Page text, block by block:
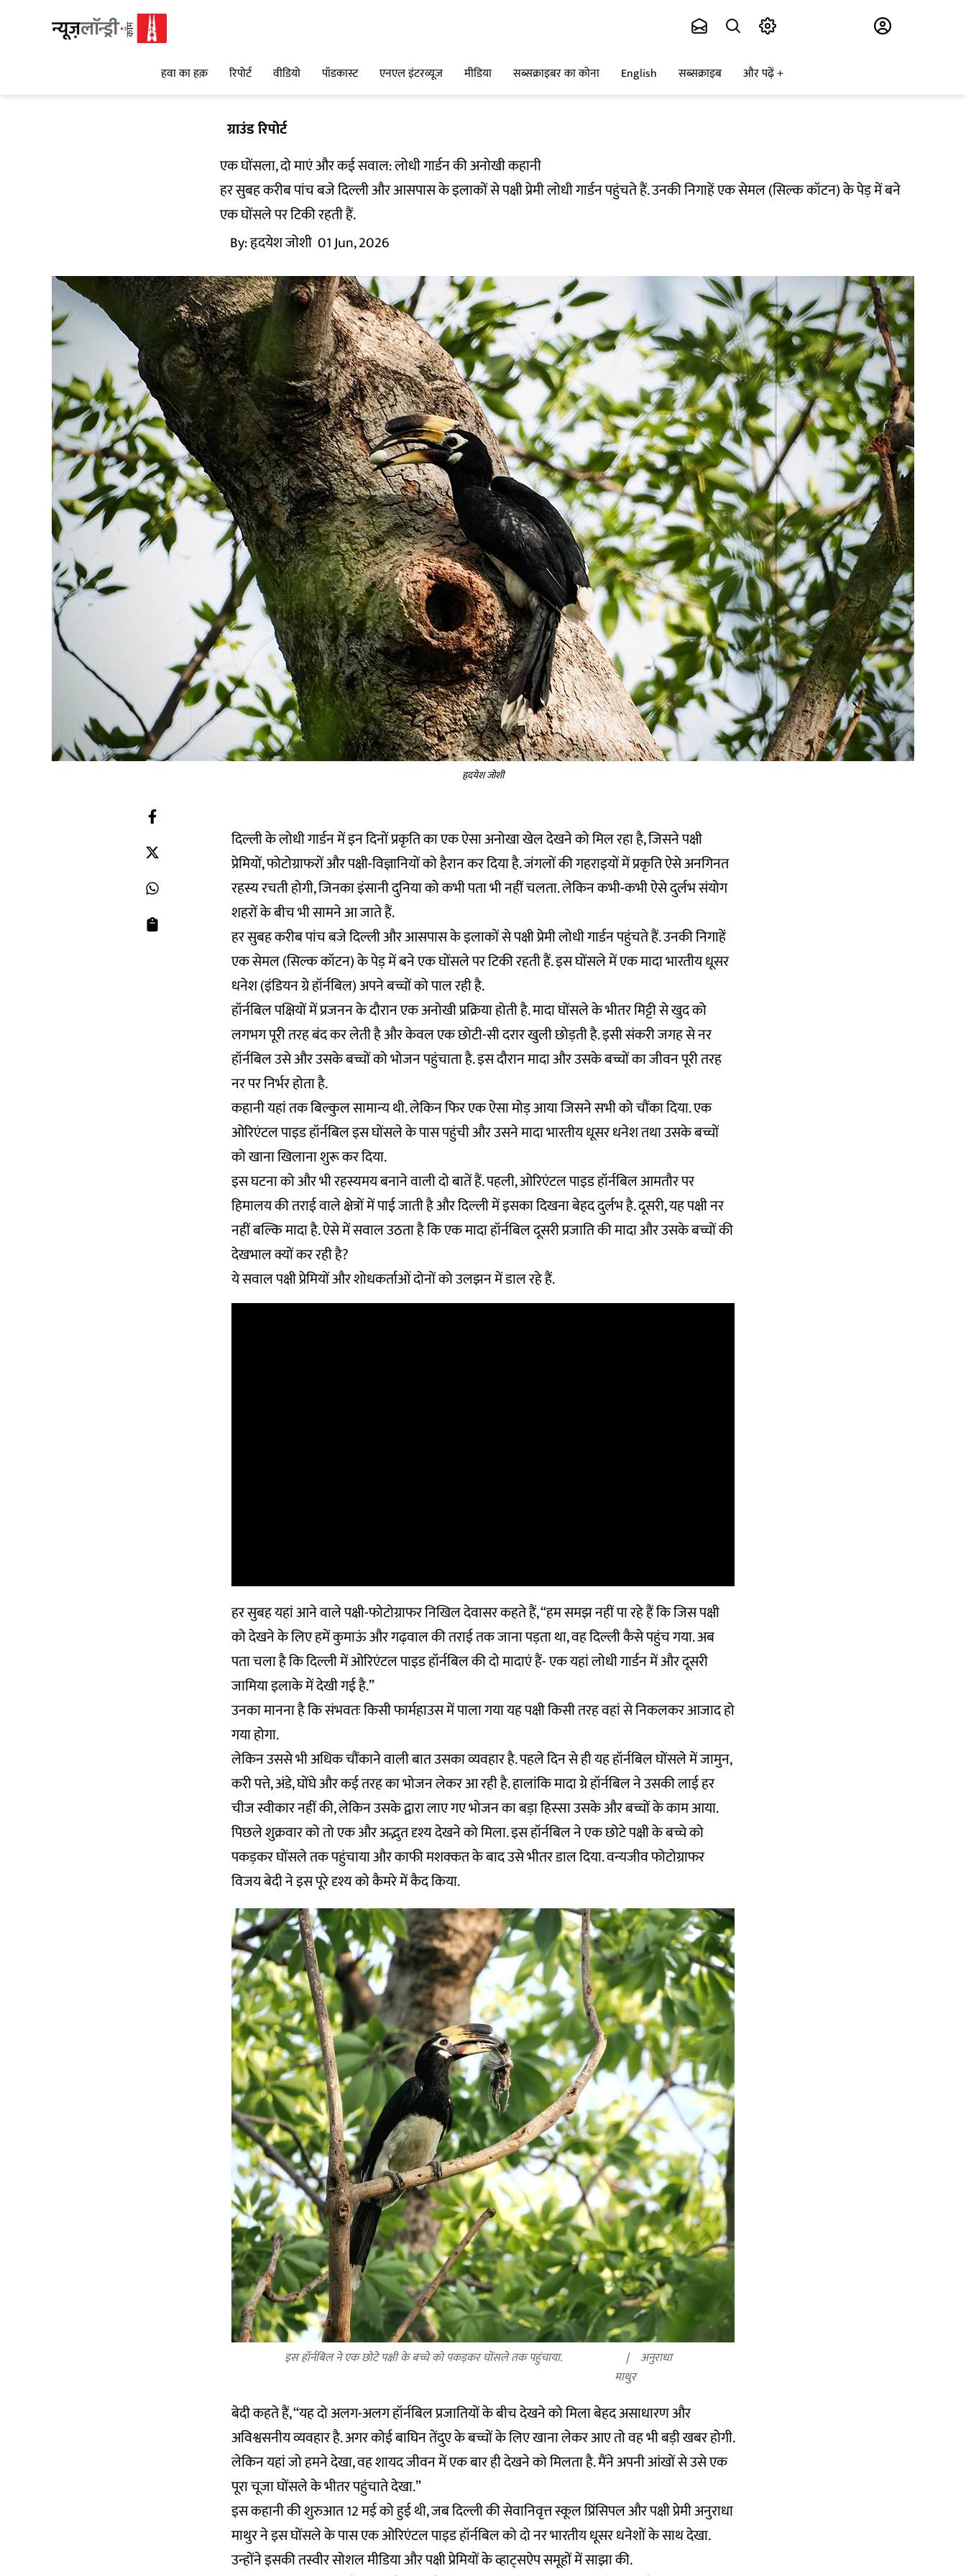
हवा का हक़ रिपोर्ट वीडियो पॉडकास्ट एनएल इंटरव्यूज मीडिया सब्सक्राइबर का कोना English सब्सक्राइब और पढ़ें
ग्राउंड रिपोर्ट
एक घोंसला, दो माएं और कई सवाल: लोधी गार्डन की अनोखी कहानी
हर सुबह करीब पांच बजे दिल्ली और आसपास के इलाकों से पक्षी प्रेमी लोधी गार्डन पहुंचते हैं. उनकी निगाहें एक सेमल (सिल्क कॉटन) के पेड़ में बने
एक घोंसले पर टिकी रहती हैं.
By:हृदयेश जोशी 01 Jun, 2026
हृदयेश जोशी
दिल्ली के लोधी गार्डन में इन दिनों प्रकृति का एक ऐसा अनोखा खेल देखने को मिल रहा है, जिसने पक्षी
प्रेमियों, फोटोग्राफरों और पक्षी-विज्ञानियों को हैरान कर दिया है. जंगलों की गहराइयों में प्रकृति ऐसे अनगिनत
रहस्य रचती होगी, जिनका इंसानी दुनिया को कभी पता भी नहीं चलता. लेकिन कभी-कभी ऐसे दुर्लभ संयोग
शहरों के बीच भी सामने आ जाते हैं.
हर सुबह करीब पांच बजे दिल्ली और आसपास के इलाकों से पक्षी प्रेमी लोधी गार्डन पहुंचते हैं. उनकी निगाहें
एक सेमल (सिल्क कॉटन) के पेड़ में बने एक घोंसले पर टिकी रहती हैं. इस घोंसले में एक मादा भारतीय धूसर
धनेश (इंडियन ग्रे हॉर्नबिल) अपने बच्चों को पाल रही है.
हॉर्नबिल पक्षियों में प्रजनन के दौरान एक अनोखी प्रक्रिया होती है. मादा घोंसले के भीतर मिट्टी से खुद को
लगभग पूरी तरह बंद कर लेती है और केवल एक छोटी-सी दरार खुली छोड़ती है. इसी संकरी जगह से नर
हॉर्नबिल उसे और उसके बच्चों को भोजन पहुंचाता है. इस दौरान मादा और उसके बच्चों का जीवन पूरी तरह
नर पर निर्भर होता है.
कहानी यहां तक बिल्कुल सामान्य थी. लेकिन फिर एक ऐसा मोड़ आया जिसने सभी को चौंका दिया. एक
ओरिएंटल पाइड हॉर्नबिल इस घोंसले के पास पहुंची और उसने मादा भारतीय धूसर धनेश तथा उसके बच्चों
को खाना खिलाना शुरू कर दिया.
इस घटना को और भी रहस्यमय बनाने वाली दो बातें हैं. पहली, ओरिएंटल पाइड हॉर्नबिल आमतौर पर
हिमालय की तराई वाले क्षेत्रों में पाई जाती है और दिल्ली में इसका दिखना बेहद दुर्लभ है. दूसरी, यह पक्षी नर
नहीं बल्कि मादा है. ऐसे में सवाल उठता है कि एक मादा हॉर्नबिल दूसरी प्रजाति की मादा और उसके बच्चों की
देखभाल क्यों कर रही है?
ये सवाल पक्षी प्रेमियों और शोधकर्ताओं दोनों को उलझन में डाल रहे हैं.
हर सुबह यहां आने वाले पक्षी-फोटोग्राफर निखिल देवासर कहते हैं, “हम समझ नहीं पा रहे हैं कि जिस पक्षी
को देखने के लिए हमें कुमाऊं और गढ़वाल की तराई तक जाना पड़ता था, वह दिल्ली कैसे पहुंच गया. अब
पता चला है कि दिल्ली में ओरिएंटल पाइड हॉर्नबिल की दो मादाएं हैं- एक यहां लोधी गार्डन में और दूसरी
जामिया इलाके में देखी गई है.”
उनका मानना है कि संभवतः किसी फार्महाउस में पाला गया यह पक्षी किसी तरह वहां से निकलकर आजाद हो
गया होगा.
लेकिन उससे भी अधिक चौंकाने वाली बात उसका व्यवहार है. पहले दिन से ही यह हॉर्नबिल घोंसले में जामुन,
करी पत्ते, अंडे, घोंघे और कई तरह का भोजन लेकर आ रही है. हालांकि मादा ग्रे हॉर्नबिल ने उसकी लाई हर
चीज स्वीकार नहीं की, लेकिन उसके द्वारा लाए गए भोजन का बड़ा हिस्सा उसके और बच्चों के काम आया.
पिछले शुक्रवार को तो एक और अद्भुत दृश्य देखने को मिला. इस हॉर्नबिल ने एक छोटे पक्षी के बच्चे को
पकड़कर घोंसले तक पहुंचाया और काफी मशक्कत के बाद उसे भीतर डाल दिया. वन्यजीव फोटोग्राफर
विजय बेदी ने इस पूरे दृश्य को कैमरे में कैद किया.
इस हॉर्नबिल ने एक छोटे पक्षी के बच्चे को पकड़कर घोंसले तक पहुंचाया.
अनुराधा
माथुर
बेदी कहते हैं, “यह दो अलग-अलग हॉर्नबिल प्रजातियों के बीच देखने को मिला बेहद असाधारण और
अविश्वसनीय व्यवहार है. अगर कोई बाघिन तेंदुए के बच्चों के लिए खाना लेकर आए तो वह भी बड़ी खबर होगी.
लेकिन यहां जो हमने देखा, वह शायद जीवन में एक बार ही देखने को मिलता है. मैंने अपनी आंखों से उसे एक
पूरा चूजा घोंसले के भीतर पहुंचाते देखा.”
इस कहानी की शुरुआत 12 मई को हुई थी, जब दिल्ली की सेवानिवृत्त स्कूल प्रिंसिपल और पक्षी प्रेमी अनुराधा
माथुर ने इस घोंसले के पास एक ओरिएंटल पाइड हॉर्नबिल को दो नर भारतीय धूसर धनेशों के साथ देखा.
उन्होंने इसकी तस्वीर सोशल मीडिया और पक्षी प्रेमियों के व्हाट्सऐप समूहों में साझा की.